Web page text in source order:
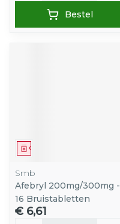
Bestel
Geneesmiddel
Smb
Afebryl 200mg/300mg -
16 Bruistabletten
€ 6,61